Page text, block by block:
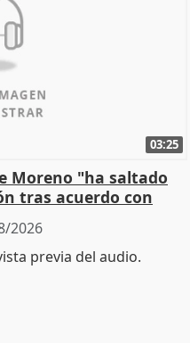
03:25
Moreno "ha saltado
tras acuerdo con
2026